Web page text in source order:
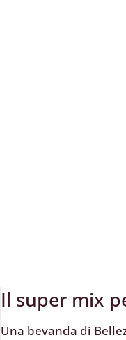
Il super mix
Una bevanda di